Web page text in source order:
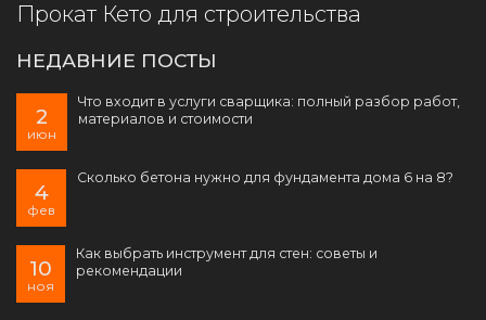
Прокат Кето для строительства
НЕДАВНИЕ ПОСТЫ
2
июн
Что входит в услуги сварщика: полный разбор работ,
материалов и стоимости
4
фев
Сколько бетона нужно для фундамента дома 6 на 8?
10
ноя
Как выбрать инструмент для стен: советы и
рекомендации